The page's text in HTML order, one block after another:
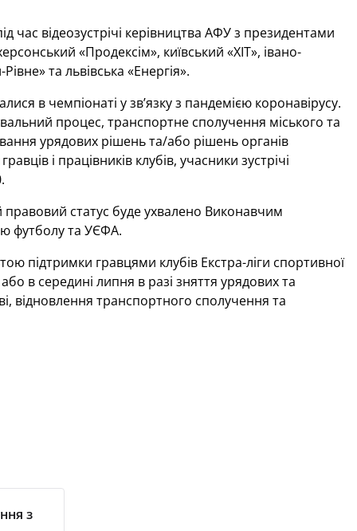
час відеозустрічі керівництва АФУ з президентами
«Продексім», київський «ХІТ», івано-
та львівська «Енергія».
в чемпіонаті у зв’язку з пандемією коронавірусу.
процес, транспортне сполучення міського та
урядових рішень та/або рішень органів
і працівників клубів, учасники зустрічі
статус буде ухвалено Виконавчим
футболу та УЄФА.
підтримки гравцями клубів Екстра-ліги спортивної
в середині липня в разі зняття урядових та
відновлення транспортного сполучення та
з